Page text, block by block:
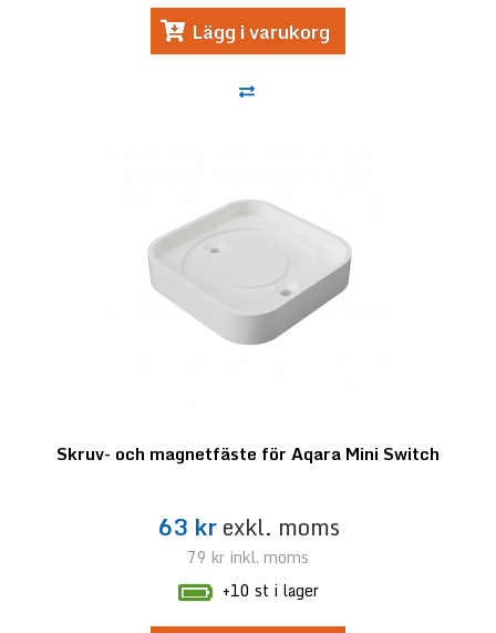
Lägg i varukorg
Skruv- och magnetfäste för Aqara Mini Switch
63 krexkl. moms
79 kr inkl. moms
+10 st i lager